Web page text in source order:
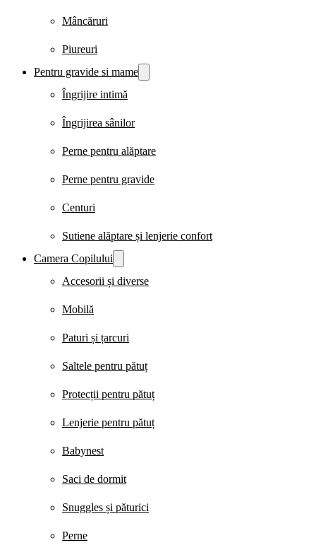
Mâncăruri
Piureuri
Pentru gravide si mame
Îngrijire intimă
Îngrijirea sânilor
Perne pentru alăptare
Perne pentru gravide
Centuri
Sutiene alăptare și lenjerie confort
Camera Copilului
Accesorii și diverse
Mobilă
Paturi și țarcuri
Saltele pentru pătuț
Protecții pentru pătuț
Lenjerie pentru pătuț
Babynest
Saci de dormit
Snuggles și păturici
Perne